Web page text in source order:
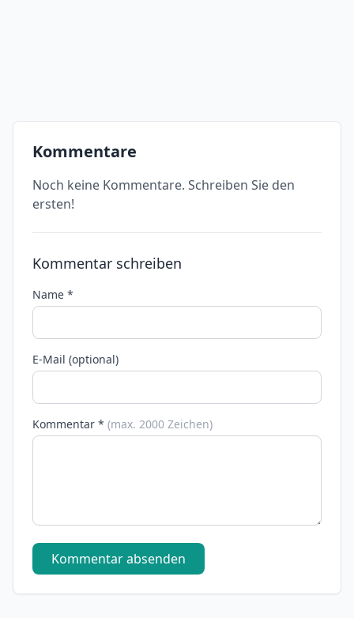
Kommentare
Noch keine Kommentare. Schreiben Sie den
ersten!
Kommentar schreiben
Name *
E-Mail (optional)
Kommentar * (max. 2000 Zeichen)
Kommentar absenden